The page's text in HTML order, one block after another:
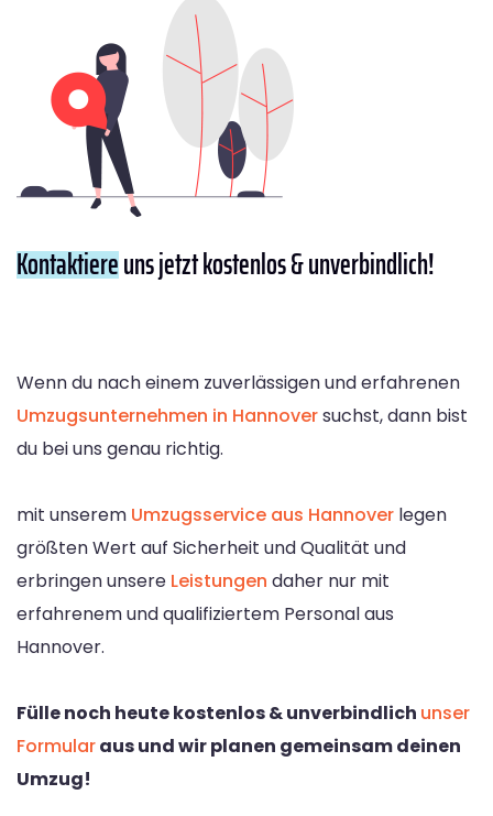
Kontaktiereuns jetzt kostenlos & unverbindlich!
Wenn du nach einem zuverlässigen und erfahrenen
Umzugsunternehmen in Hannoversuchst, dann bist
du bei uns genau richtig.
mit unserem Umzugsservice aus Hannover legen
größten Wert auf Sicherheit und Qualität und
erbringen unsere Leistungen daher nur mit
erfahrenem und qualifiziertem Personal aus
Hannover.
Fülle noch heute kostenlos & unverbindlich unser
Formularaus und wir planen gemeinsam deinen
Umzug!